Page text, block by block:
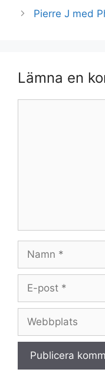
Pierre J med
Lämna en
post